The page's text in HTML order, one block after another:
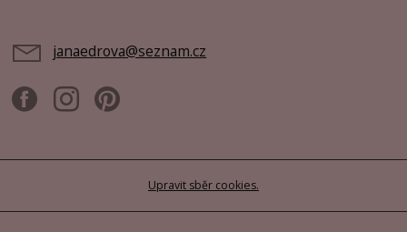
janaedrova@seznam.cz
Upravit sběr cookies.